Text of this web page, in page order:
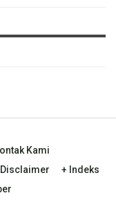
Kami
Disclaimer
+ Indeks